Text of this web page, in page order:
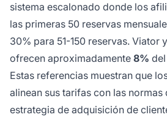
sistema escalonado donde los
las primeras 50 reservas
30% para 51-150 reservas. Viator
ofrecen aproximadamente 8%
Estas referencias muestran que
alinean sus tarifas con las
estrategia de adquisición de